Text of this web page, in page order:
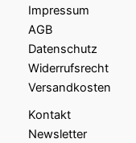
Impressum
AGB
Datenschutz
Widerrufsrecht
Versandkosten
Kontakt
Newsletter